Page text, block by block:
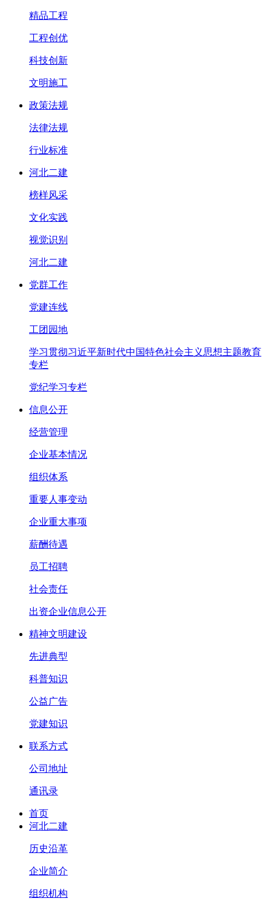
精品工程
工程创优
科技创新
文明施工
政策法规
法律法规
行业标准
河北二建
榜样风采
文化实践
视觉识别
河北二建
党群工作
党建连线
工团园地
学习贯彻习近平新时代中国特色社会主义思想主题教育
专栏
党纪学习专栏
信息公开
经营管理
企业基本情况
组织体系
重要人事变动
企业重大事项
薪酬待遇
员工招聘
社会责任
出资企业信息公开
精神文明建设
先进典型
科普知识
公益广告
党建知识
联系方式
公司地址
通讯录
首页
河北二建
历史沿革
企业简介
组织机构